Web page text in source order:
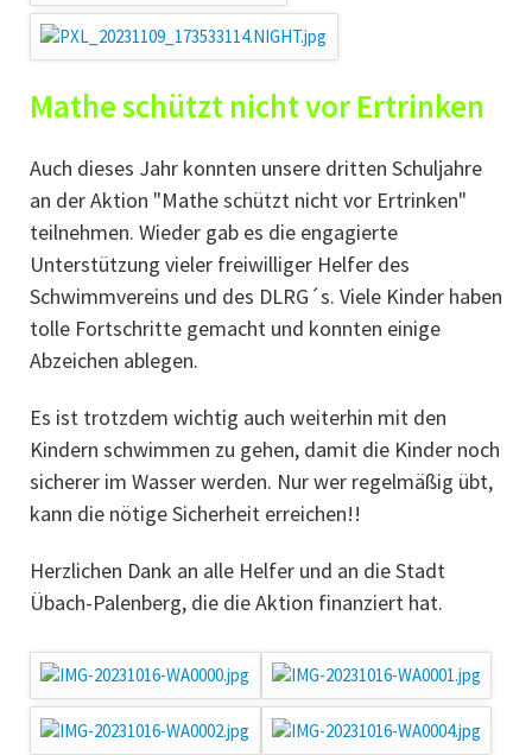
Mathe schützt nicht vor Ertrinken
Auch dieses Jahr konnten unsere dritten Schuljahre
an der Aktion "Mathe schützt nicht vor Ertrinken"
teilnehmen. Wieder gab es die engagierte
Unterstützung vieler freiwilliger Helfer des
Schwimmvereins und des DLRG´s. Viele Kinder haben
tolle Fortschritte gemacht und konnten einige
Abzeichen ablegen.
Es ist trotzdem wichtig auch weiterhin mit den
Kindern schwimmen zu gehen, damit die Kinder noch
sicherer im Wasser werden. Nur wer regelmäßig übt,
kann die nötige Sicherheit erreichen!!
Herzlichen Dank an alle Helfer und an die Stadt
Übach-Palenberg, die die Aktion finanziert hat.